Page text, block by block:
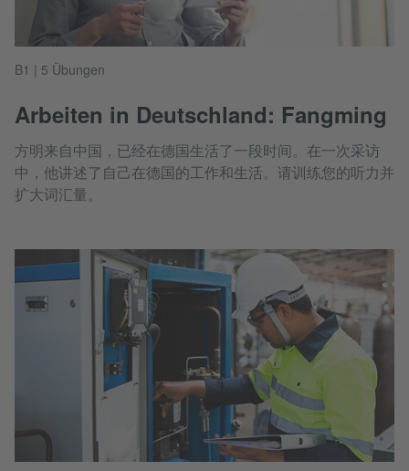
B1 | 5 Übungen
Arbeiten in Deutschland: Fangming
方明来自中国，已经在德国生活了一段时间。在一次采访
中，他讲述了自己在德国的工作和生活。请训练您的听力并
扩大词汇量。